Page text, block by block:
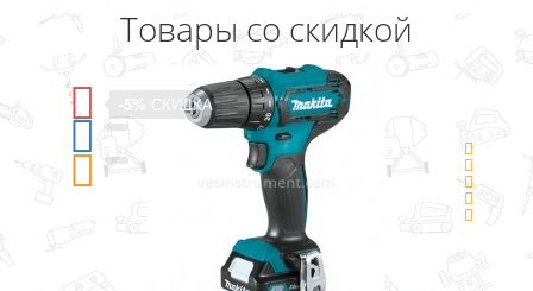
Товары со скидкой